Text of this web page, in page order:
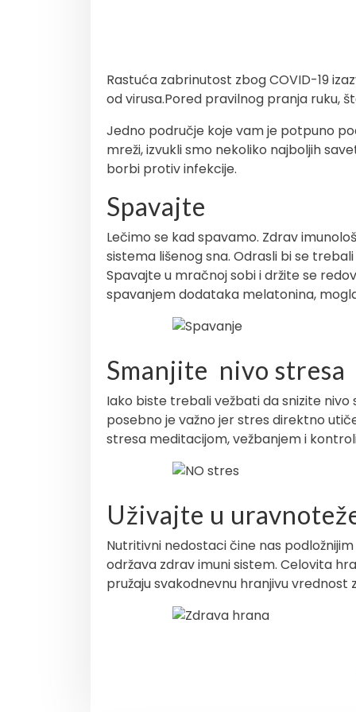
Rastuća zabrinutost zbog COVID-19
od virusa.Pored pravilnog pranja ruku,
Jedno područje koje vam je potpuno
mreži, izvukli smo nekoliko najboljih
borbi protiv infekcije.
Spavajte
Lečimo se kad spavamo. Zdrav
sistema lišenog sna. Odrasli bi se
Spavajte u mračnoj sobi i držite se
spavanjem dodataka melatonina,
Smanjite nivo stresa
Iako biste trebali vežbati da snizite
posebno je važno jer stres direktno
stresa meditacijom, vežbanjem i
Uživajte u
Nutritivni nedostaci čine nas
održava zdrav imuni sistem. Celovita
pružaju svakodnevnu hranjivu